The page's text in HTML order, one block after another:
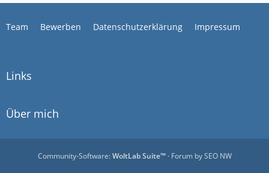
Team Bewerben Datenschutzerklärung Impressum
Links
Über mich
Community-Software:WoltLab Suite™· Forum bySEO NW